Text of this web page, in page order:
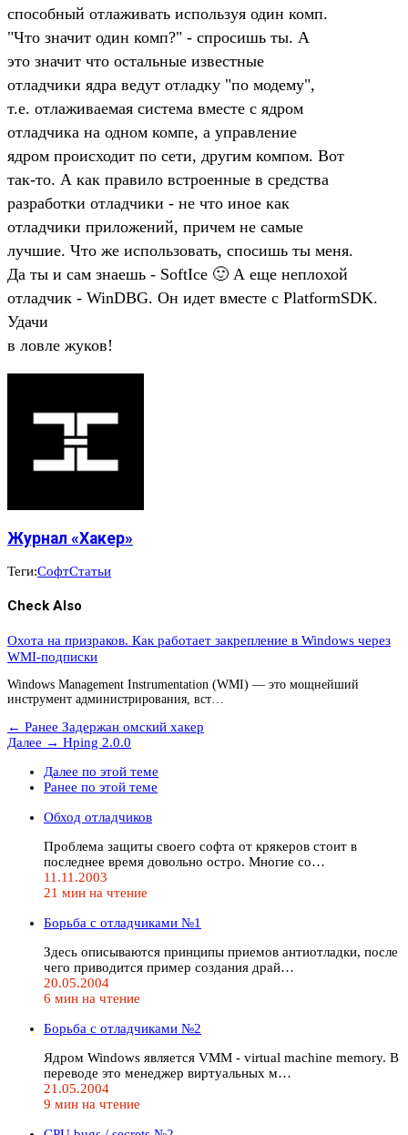
способный отлаживать используя один комп.
"Что значит один комп?" - спросишь ты. А
это значит что остальные известные
отладчики ядра ведут отладку "по модему",
т.е. отлаживаемая система вместе с ядром
отладчика на одном компе, а управление
ядром происходит по сети, другим компом. Вот
так-то. А как правило встроенные в средства
разработки отладчики - не что иное как
отладчики приложений, причем не самые
лучшие. Что же использовать, спосишь ты меня.
Да ты и сам знаешь - SoftIce 🙂 А еще неплохой
отладчик - WinDBG. Он идет вместе с PlatformSDK.
Удачи
в ловле жуков!
Журнал «Хакер»
Теги:СофтСтатьи
Check Also
Охота на призраков. Как работает закрепление в Windows через
WMI-подписки
Windows Management Instrumentation (WMI) — это мощнейший
инструмент администрирования, вст…
← Ранее Задержан омский хакер
Далее → Hping 2.0.0
Далее по этой теме
Ранее по этой теме
Обход отладчиков
Проблема защиты своего софта от крякеров стоит в
последнее время довольно остро. Многие со…
11.11.2003
21 мин на чтение
Борьба с отладчиками №1
Здесь описываются принципы приемов антиотладки, после
чего приводится пример создания драй…
20.05.2004
6 мин на чтение
Борьба с отладчиками №2
Ядром Windows является VMM - virtual machine memory. В
переводе это менеджер виртуальных м…
21.05.2004
9 мин на чтение